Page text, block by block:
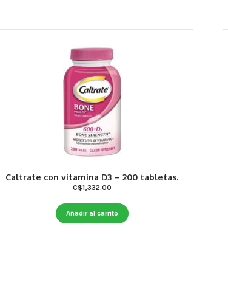
Caltrate con vitamina D3 – 200 tabletas.
C$1,332.00
Añadir al carrito